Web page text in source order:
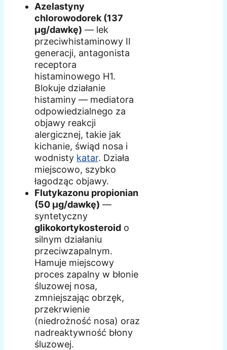
Azelastyny
chlorowodorek (137
µg/dawkę) — lek
przeciwhistaminowy II
generacji, antagonista
receptora
histaminowego H1.
Blokuje działanie
histaminy — mediatora
odpowiedzialnego za
objawy reakcji
alergicznej, takie jak
kichanie, świąd nosa i
wodnisty katar. Działa
miejscowo, szybko
łagodząc objawy.
Flutykazonu propionian
(50 µg/dawkę) —
syntetyczny
glikokortykosteroid o
silnym działaniu
przeciwzapalnym.
Hamuje miejscowy
proces zapalny w błonie
śluzowej nosa,
zmniejszając obrzęk,
przekrwienie
(niedrożność nosa) oraz
nadreaktywność błony
śluzowej.